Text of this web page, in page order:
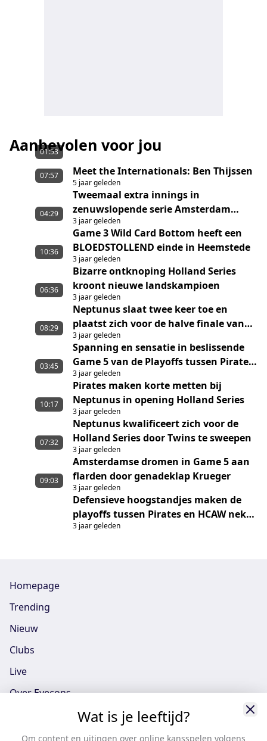
Aanbevolen voor jou
01:53
Meet the Internationals: Ben Thijssen
5 jaar geleden
07:57
Tweemaal extra innings in
zenuwslopende serie Amsterdam
Pirates en DSS/Kinheim
3 jaar geleden
04:29
Game 3 Wild Card Bottom heeft een
BLOEDSTOLLEND einde in Heemstede
3 jaar geleden
10:36
Bizarre ontknoping Holland Series
kroont nieuwe landskampioen
3 jaar geleden
06:36
Neptunus slaat twee keer toe en
plaatst zich voor de halve finale van
de playoffs
3 jaar geleden
08:29
Spanning en sensatie in beslissende
Game 5 van de Playoffs tussen Pirates
en HCAW
3 jaar geleden
03:45
Pirates maken korte metten bij
Neptunus in opening Holland Series
3 jaar geleden
10:17
Neptunus kwalificeert zich voor de
Holland Series door Twins te sweepen
3 jaar geleden
07:32
Amsterdamse dromen in Game 5 aan
flarden door genadeklap Krueger
3 jaar geleden
09:03
Defensieve hoogstandjes maken de
playoffs tussen Pirates en HCAW nek-
aan-nek
3 jaar geleden
Homepage
Trending
Nieuw
Clubs
Live
Over Eyecons
Eyecons App - iOS
Eyecons App - Android
Wat is je leeftijd?
Om content en uitingen over online kansspelen volgens